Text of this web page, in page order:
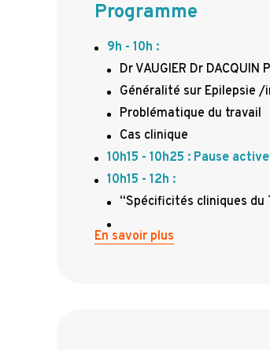
Programme
9h - 10h :
Dr VAUGIER Dr DACQUIN
Généralité sur Epilepsie
Problématique du travail
Cas clinique
10h15 - 10h25 : Pause active
10h15 - 12h :
“Spécificités cliniques
En savoir plus